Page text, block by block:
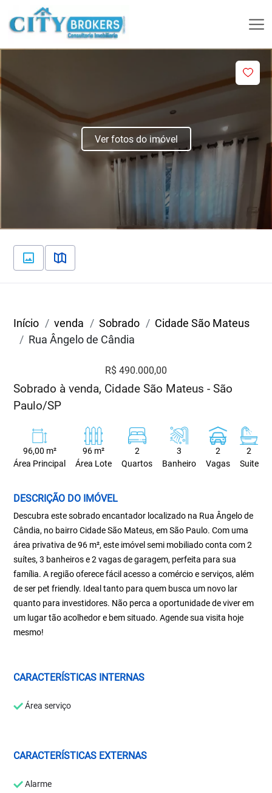
Ver fotos do imóvel
Início venda Sobrado
Cidade São Mateus
Rua Ângelo de Cândia
R$ 490.000,00
Sobrado à venda, Cidade São Mateus - São
Paulo/SP
96,00 m²
Área Principal
96 m²
Área Lote
2
Quartos
3
Banheiro
2
Vagas
2
Suite
DESCRIÇÃO DO IMÓVEL
Descubra este sobrado encantador localizado na Rua Ângelo de
Cândia, no bairro Cidade São Mateus, em São Paulo. Com uma
área privativa de 96 m², este imóvel semi mobiliado conta com 2
suítes, 3 banheiros e 2 vagas de garagem, perfeita para sua
família. A região oferece fácil acesso a comércio e serviços, além
de ser pet friendly. Ideal tanto para quem busca um novo lar
quanto para investidores. Não perca a oportunidade de viver em
um lugar tão acolhedor e bem situado. Agende sua visita hoje
mesmo!
CARACTERÍSTICAS INTERNAS
Área serviço
CARACTERÍSTICAS EXTERNAS
Alarme